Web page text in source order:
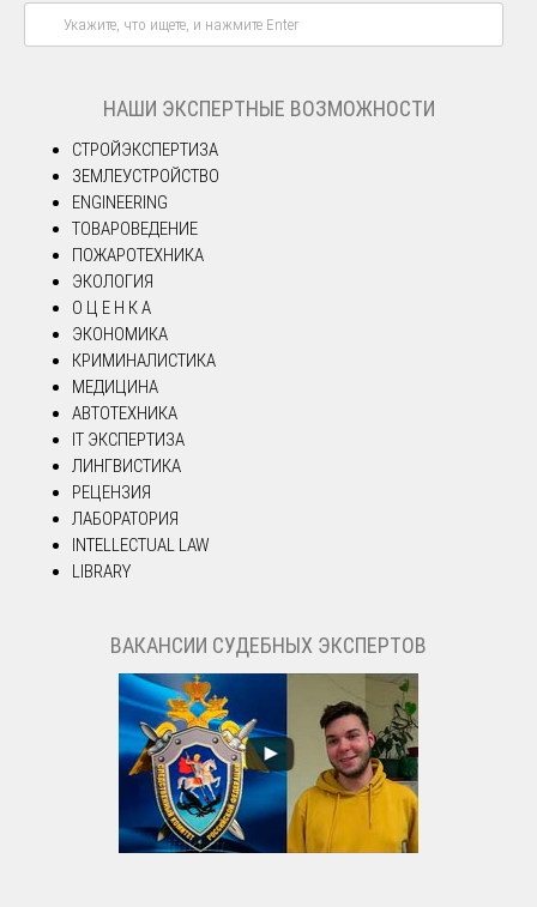
НАШИ ЭКСПЕРТНЫЕ ВОЗМОЖНОСТИ
СТРОЙЭКСПЕРТИЗА
ЗЕМЛЕУСТРОЙСТВО
ENGINEERING
ТОВАРОВЕДЕНИЕ
ПОЖАРОТЕХНИКА
ЭКОЛОГИЯ
О Ц Е Н К А
ЭКОНОМИКА
КРИМИНАЛИСТИКА
МЕДИЦИНА
АВТОТЕХНИКА
IT ЭКСПЕРТИЗА
ЛИНГВИСТИКА
РЕЦЕНЗИЯ
ЛАБОРАТОРИЯ
INTELLECTUAL LAW
LIBRARY
ВАКАНСИИ СУДЕБНЫХ ЭКСПЕРТОВ